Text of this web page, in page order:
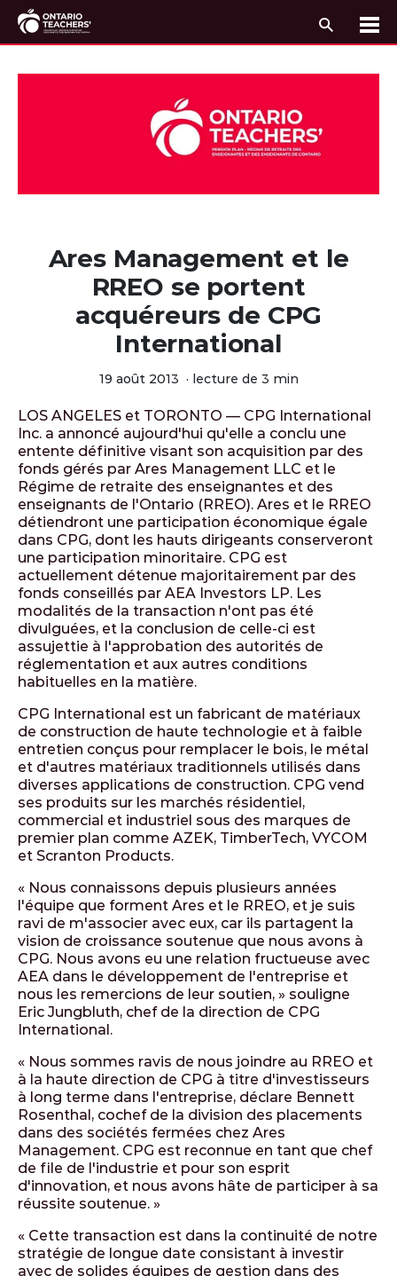
Ares Management et le
RREO se portent
acquéreurs de CPG
International
19 août 2013 · lecture de 3 min
LOS ANGELES et TORONTO — CPG International
Inc. a annoncé aujourd'hui qu'elle a conclu une
entente définitive visant son acquisition par des
fonds gérés par Ares Management LLC et le
Régime de retraite des enseignantes et des
enseignants de l'Ontario (RREO). Ares et le RREO
détiendront une participation économique égale
dans CPG, dont les hauts dirigeants conserveront
une participation minoritaire. CPG est
actuellement détenue majoritairement par des
fonds conseillés par AEA Investors LP. Les
modalités de la transaction n'ont pas été
divulguées, et la conclusion de celle-ci est
assujettie à l'approbation des autorités de
réglementation et aux autres conditions
habituelles en la matière.
CPG International est un fabricant de matériaux
de construction de haute technologie et à faible
entretien conçus pour remplacer le bois, le métal
et d'autres matériaux traditionnels utilisés dans
diverses applications de construction. CPG vend
ses produits sur les marchés résidentiel,
commercial et industriel sous des marques de
premier plan comme AZEK, TimberTech, VYCOM
et Scranton Products.
« Nous connaissons depuis plusieurs années
l'équipe que forment Ares et le RREO, et je suis
ravi de m'associer avec eux, car ils partagent la
vision de croissance soutenue que nous avons à
CPG. Nous avons eu une relation fructueuse avec
AEA dans le développement de l'entreprise et
nous les remercions de leur soutien, » souligne
Eric Jungbluth, chef de la direction de CPG
International.
« Nous sommes ravis de nous joindre au RREO et
à la haute direction de CPG à titre d'investisseurs
à long terme dans l'entreprise, déclare Bennett
Rosenthal, cochef de la division des placements
dans des sociétés fermées chez Ares
Management. CPG est reconnue en tant que chef
de file de l'industrie et pour son esprit
d'innovation, et nous avons hâte de participer à sa
réussite soutenue. »
« Cette transaction est dans la continuité de notre
stratégie de longue date consistant à investir
avec de solides équipes de gestion dans des